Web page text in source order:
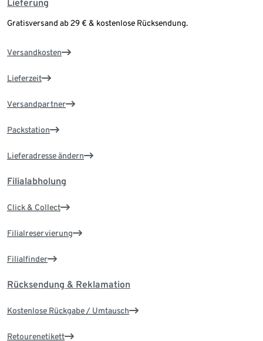
Lieferung
Gratisversand ab 29 € & kostenlose Rücksendung.
Versandkosten
Lieferzeit
Versandpartner
Packstation
Lieferadresse ändern
Filialabholung
Click & Collect
Filialreservierung
Filialfinder
Rücksendung & Reklamation
Kostenlose Rückgabe / Umtausch
Retourenetikett